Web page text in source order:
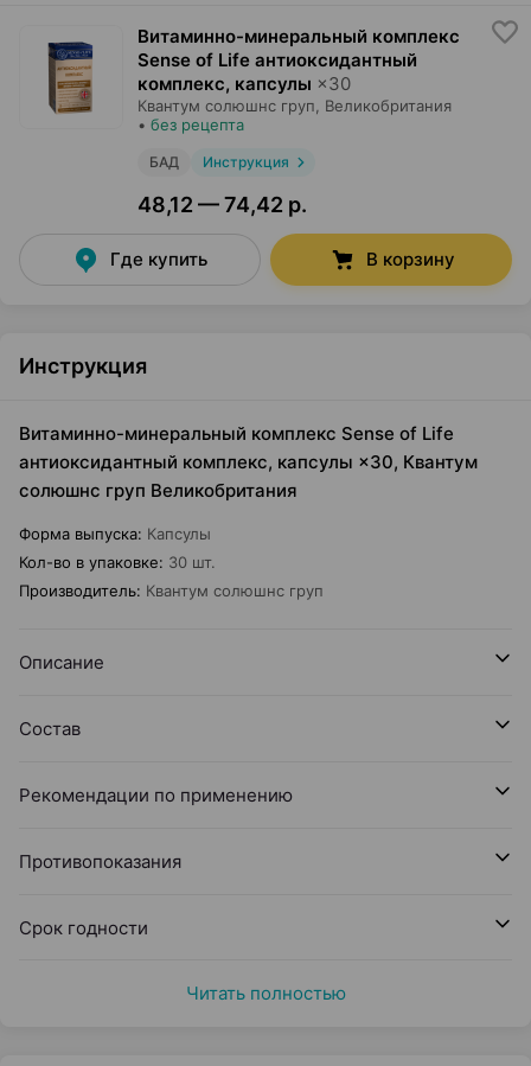
Витаминно-минеральный комплекс
Sense of Life антиоксидантный
комплекс, капсулы ×30
Квантум солюшнс груп , Великобритания
• без рецепта
БАД Инструкция
48,12 — 74,42 р.
Где купить В корзину
Инструкция
Витаминно-минеральный комплекс Sense of Life
антиоксидантный комплекс, капсулы ×30, Квантум
солюшнс груп Великобритания
Форма выпуска: Капсулы
Кол-во в упаковке: 30 шт.
Производитель: Квантум солюшнс груп
Описание
Состав
Рекомендации по применению
Противопоказания
Срок годности
Читать полностью